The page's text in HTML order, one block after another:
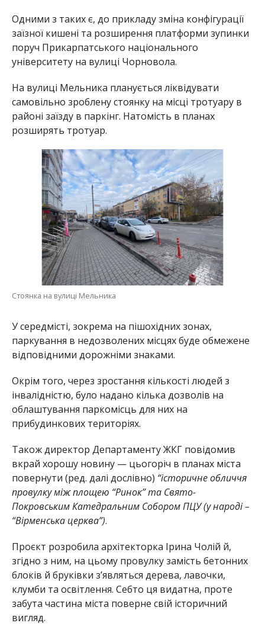
Одними з таких є, до прикладу зміна конфігурації
заїзної кишені та розширення платформи зупинки
поруч Прикарпатського національного
університету на вулиці Чорновола.
На вулиці Мельника планується ліквідувати
самовільно зроблену стоянку на місці тротуару в
районі заїзду в паркінг. Натомість в планах
розширять тротуар.
Стоянка на вулиці Мельника
У середмісті, зокрема на пішохідних зонах,
паркування в недозволених місцях буде обмежене
відповідними дорожніми знаками.
Окрім того, через зростання кількості людей з
інвалідністю, було надано кілька дозволів на
облаштування паркомісць для них на
прибудинкових територіях.
Також директор Департаменту ЖКГ повідомив
вкрай хорошу новину — цьогоріч в планах міста
повернути (ред. далі дослівно) “історичне обличчя
провулку між площею “Ринок” та Свято-
Покровським Катедральним Собором ПЦУ (у народі –
“Вірменська церква”).
Проєкт розробила архітекторка Ірина Чолій й,
згідно з ним, на цьому провулку замість бетонних
блоків й бруківки зʼявляться дерева, лавочки,
клумби та освітлення. Себто ця видатна, проте
забута частина міста поверне свій історичний
вигляд.